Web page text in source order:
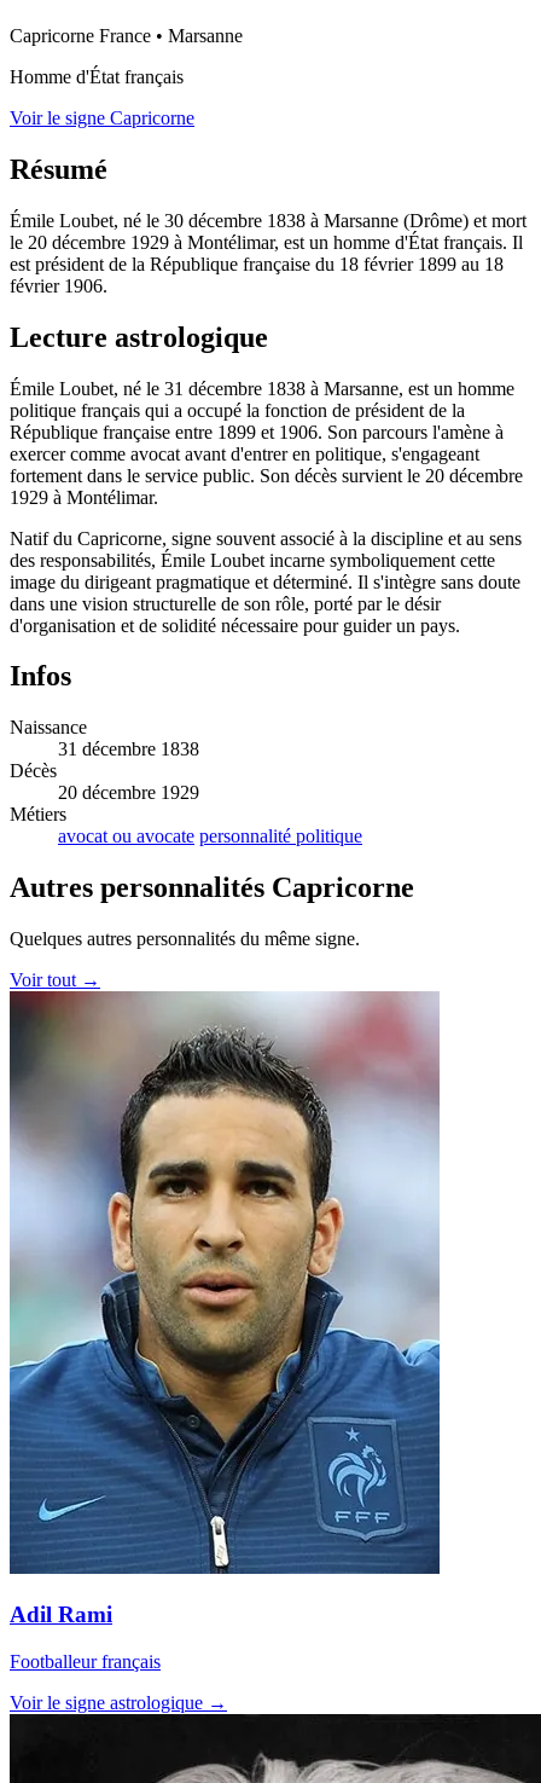
Capricorne France • Marsanne
Homme d'État français
Voir le signe Capricorne
Résumé
Émile Loubet, né le 30 décembre 1838 à Marsanne (Drôme) et mort
le 20 décembre 1929 à Montélimar, est un homme d'État français. Il
est président de la République française du 18 février 1899 au 18
février 1906.
Lecture astrologique
Émile Loubet, né le 31 décembre 1838 à Marsanne, est un homme
politique français qui a occupé la fonction de président de la
République française entre 1899 et 1906. Son parcours l'amène à
exercer comme avocat avant d'entrer en politique, s'engageant
fortement dans le service public. Son décès survient le 20 décembre
1929 à Montélimar.
Natif du Capricorne, signe souvent associé à la discipline et au sens
des responsabilités, Émile Loubet incarne symboliquement cette
image du dirigeant pragmatique et déterminé. Il s'intègre sans doute
dans une vision structurelle de son rôle, porté par le désir
d'organisation et de solidité nécessaire pour guider un pays.
Infos
Naissance
31 décembre 1838
Décès
20 décembre 1929
Métiers
avocat ou avocate personnalité politique
Autres personnalités Capricorne
Quelques autres personnalités du même signe.
Voir tout →
Adil Rami
Footballeur français
Voir le signe astrologique →